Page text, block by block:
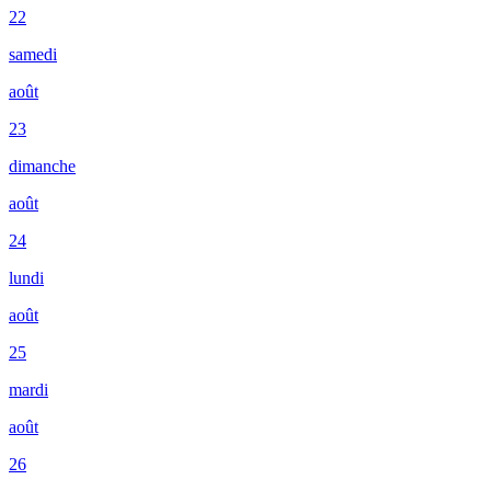
22
samedi
août
23
dimanche
août
24
lundi
août
25
mardi
août
26